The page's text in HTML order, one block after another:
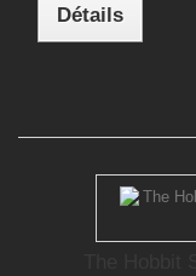
Détails